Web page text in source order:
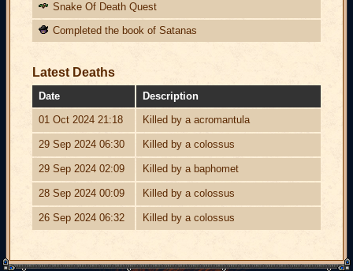
Snake Of Death Quest
Completed the book of Satanas
Latest Deaths
Date
Description
01 Oct 2024 21:18
Killed by a acromantula
29 Sep 2024 06:30 Killed by a colossus
29 Sep 2024 02:09 Killed by a baphomet
28 Sep 2024 00:09 Killed by a colossus
26 Sep 2024 06:32 Killed by a colossus